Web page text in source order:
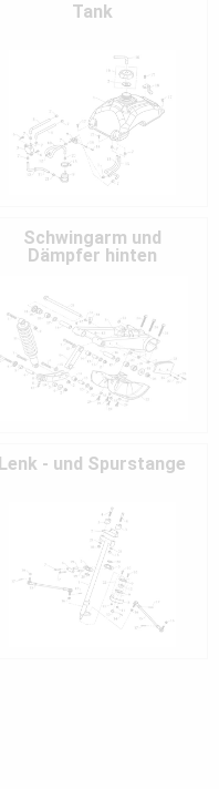
Tank
Schwingarm und
Dämpfer hinten
Lenk - und Spurstange